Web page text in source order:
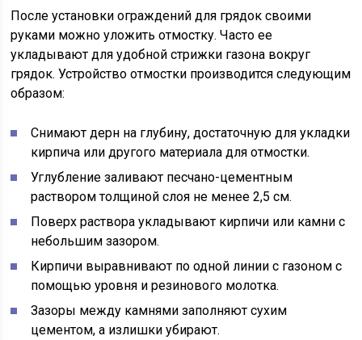
После установки ограждений для грядок своими
руками можно уложить отмостку. Часто ее
укладывают для удобной стрижки газона вокруг
грядок. Устройство отмостки производится следующим
образом:
Снимают дерн на глубину, достаточную для укладки
кирпича или другого материала для отмостки.
Углубление заливают песчано-цементным
раствором толщиной слоя не менее 2,5 см.
Поверх раствора укладывают кирпичи или камни с
небольшим зазором.
Кирпичи выравнивают по одной линии с газоном с
помощью уровня и резинового молотка.
Зазоры между камнями заполняют сухим
цементом, а излишки убирают.